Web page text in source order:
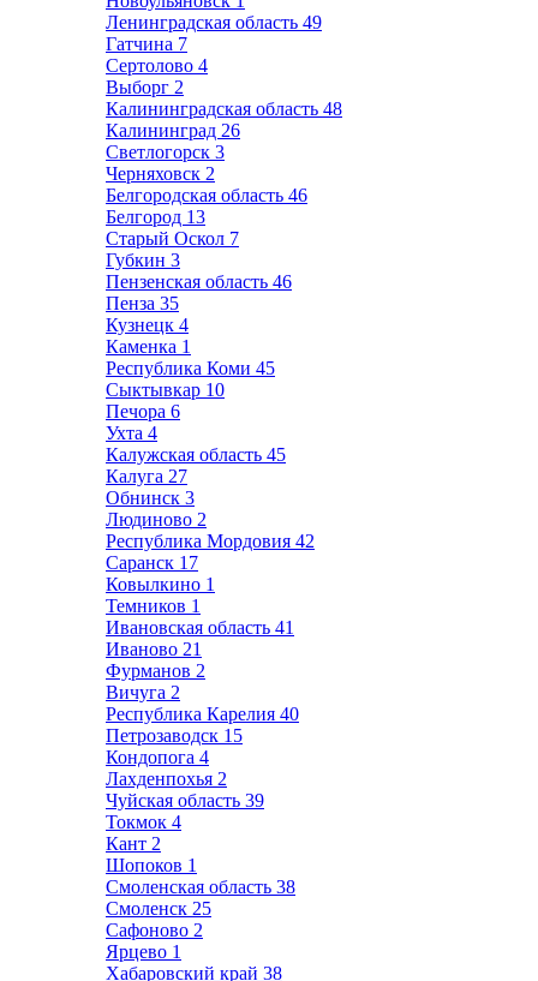
Ленинградская область 49
Гатчина 7
Сертолово 4
Выборг 2
Калининградская область 48
Калининград 26
Светлогорск 3
Черняховск 2
Белгородская область 46
Белгород 13
Старый Оскол 7
Губкин 3
Пензенская область 46
Пенза 35
Кузнецк 4
Каменка 1
Республика Коми 45
Сыктывкар 10
Печора 6
Ухта 4
Калужская область 45
Калуга 27
Обнинск 3
Людиново 2
Республика Мордовия 42
Саранск 17
Ковылкино 1
Темников 1
Ивановская область 41
Иваново 21
Фурманов 2
Вичуга 2
Республика Карелия 40
Петрозаводск 15
Кондопога 4
Лахденпохья 2
Чуйская область 39
Токмок 4
Кант 2
Шопоков 1
Смоленская область 38
Смоленск 25
Сафоново 2
Ярцево 1
Хабаровский край 38